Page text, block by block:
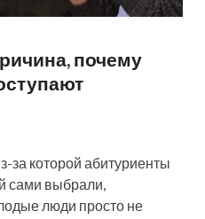
почему
за которой абитуриенты
сами выбрали,
люди просто не